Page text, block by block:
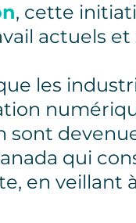
, cette
actuels
les
sont
qui
en veillant